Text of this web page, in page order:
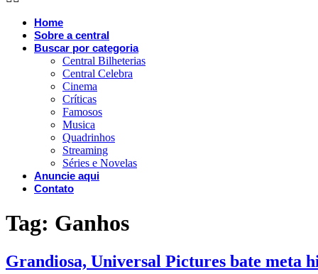
Home
Sobre a central
Buscar por categoria
Central Bilheterias
Central Celebra
Cinema
Críticas
Famosos
Musica
Quadrinhos
Streaming
Séries e Novelas
Anuncie aqui
Contato
Tag: Ganhos
Grandiosa, Universal Pictures bate meta